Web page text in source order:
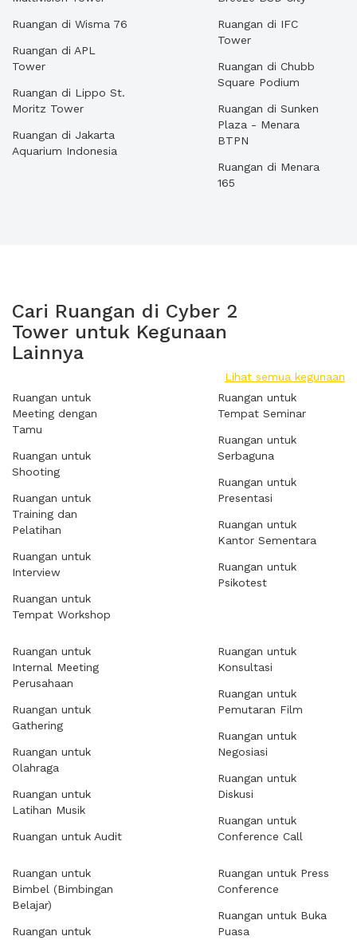
Ruangan di Wisma 76
Ruangan di APL
Tower
Ruangan di Lippo St.
Moritz Tower
Ruangan di Jakarta
Aquarium Indonesia
Ruangan di IFC
Tower
Ruangan di Chubb
Square Podium
Ruangan di Sunken
Plaza - Menara
BTPN
Ruangan di Menara
165
Cari Ruangan di Cyber 2
Tower untuk Kegunaan
Lainnya
Lihat semua kegunaan
Ruangan untuk
Meeting dengan
Tamu
Ruangan untuk
Shooting
Ruangan untuk
Training dan
Pelatihan
Ruangan untuk
Interview
Ruangan untuk
Tempat Workshop
Ruangan untuk
Tempat Seminar
Ruangan untuk
Serbaguna
Ruangan untuk
Presentasi
Ruangan untuk
Kantor Sementara
Ruangan untuk
Psikotest
Ruangan untuk
Internal Meeting
Perusahaan
Ruangan untuk
Gathering
Ruangan untuk
Olahraga
Ruangan untuk
Latihan Musik
Ruangan untuk Audit
Ruangan untuk
Konsultasi
Ruangan untuk
Pemutaran Film
Ruangan untuk
Negosiasi
Ruangan untuk
Diskusi
Ruangan untuk
Conference Call
Ruangan untuk
Bimbel (Bimbingan
Belajar)
Ruangan untuk
Ruangan untuk Press
Conference
Ruangan untuk Buka
Puasa